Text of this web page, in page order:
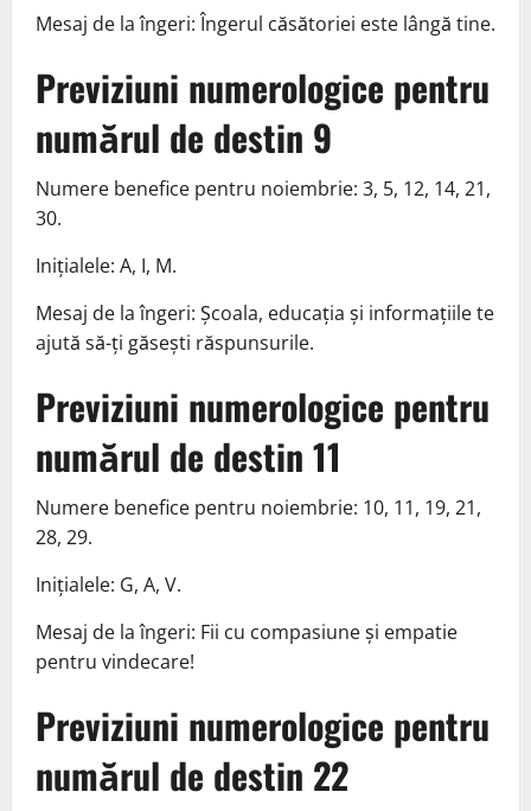
Mesaj de la îngeri: Îngerul căsătoriei este lângă tine.
Previziuni numerologice pentru
numărul de destin 9
Numere benefice pentru noiembrie: 3, 5, 12, 14, 21,
30.
Inițialele: A, I, M.
Mesaj de la îngeri: Școala, educația și informațiile te
ajută să-ți găsești răspunsurile.
Previziuni numerologice pentru
numărul de destin 11
Numere benefice pentru noiembrie: 10, 11, 19, 21,
28, 29.
Inițialele: G, A, V.
Mesaj de la îngeri: Fii cu compasiune și empatie
pentru vindecare!
Previziuni numerologice pentru
numărul de destin 22